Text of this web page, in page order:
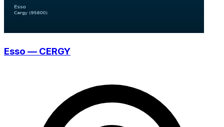
Esso — CERGY